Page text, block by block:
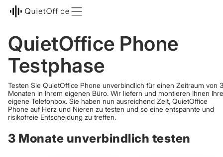
QuietOffice Phone
Testphase
Testen Sie QuietOffice Phone unverbindlich für einen Zeitraum von 3
Monaten in Ihrem eigenen Büro. Wir liefern und montieren Ihnen Ihre
eigene Telefonbox. Sie haben nun ausreichend Zeit, QuietOffice
Phone auf Herz und Nieren zu testen und so eine entspannte und
risikofreie Entscheidung zu treffen.
3 Monate unverbindlich testen